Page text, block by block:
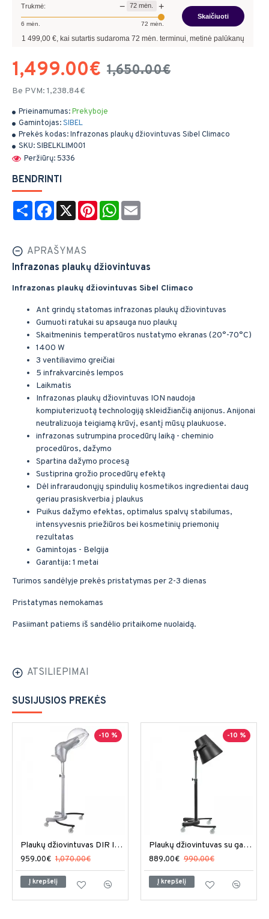
Prieinamumas:Prekyboje
Gamintojas:SIBEL
Prekės kodas:Infrazonas plaukų džiovintuvas Sibel Climaco
SKU:SIBELKLIM001
Peržiūrų: 5336
1,499.00€ 1,650.00€
Be PVM: 1,238.84€
Trukmė: − 72 mėn. +
6 mėn. 72 mėn.
Skaičiuoti
€, kai sutartis sudaroma72mėn. terminui, metinė palūkanų norma –
BENDRINTI
Share Facebook
X PinterestWhatsApp
APRAŠYMAS
Infrazonas plaukų džiovintuvas
Infrazonas plaukų džiovintuvas Sibel Climaco
Ant grindų statomas infrazonas plaukų džiovintuvas
Gumuoti ratukai su apsauga nuo plaukų
Skaitmeninis temperatūros nustatymo ekranas (20°-70°C)
1400 W
3 ventiliavimo greičiai
5 infrakvarcinės lempos
Laikmatis
Infrazonas plaukų džiovintuvas ION naudoja
kompiuterizuotą technologiją skleidžiančią anijonus. Anijonai
neutralizuoja teigiamą krūvį, esantį mūsų plaukuose.
infrazonas sutrumpina procedūrų laiką - cheminio
procedūros, dažymo
Spartina dažymo procesą
Sustiprina grožio procedūrų efektą
Dėl infraraudonųjų spindulių kosmetikos ingredientai daug
geriau prasiskverbia į plaukus
Puikus dažymo efektas, optimalus spalvų stabilumas,
intensyvesnis priežiūros bei kosmetinių priemonių
rezultatas
Gamintojas - Belgija
Garantija: 1 metai
Turimos sandėlyje prekės pristatymas per 2-3 dienas
Pristatymas nemokamas
Pasiimant patiems iš sandėlio pritaikome nuolaidą.
ATSILIEPIMAI
SUSIJUSIOS PREKĖS
-10 %
Plaukų džiovintuvas DIR ION II
959.00€ 1,070.00€
Į krepšelį
-10 %
Plaukų džiovintuvas su gaubtu DIR Orion
889.00€ 990.00€
Į krepšelį